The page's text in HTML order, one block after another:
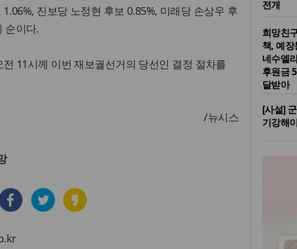
진보당 노정현 후보 0.85%, 미래당 손상우 후
순이다.
11시께 이번 재보궐선거의 당선인 결정 절차를
/뉴시스
전개
희망친
책, 예
네수엘
후원금
달받아
[사설]
기강해